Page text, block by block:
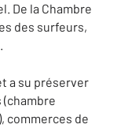
De la Chambre
des surfeurs,
a su préserver
(chambre
commerces de